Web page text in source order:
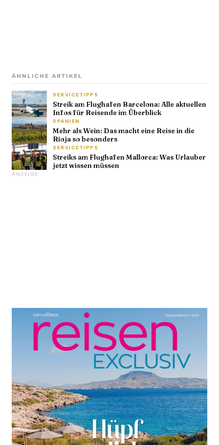
ÄHNLICHE ARTIKEL
SERVICETIPPS
Streik am Flughafen Barcelona: Alle aktuellen
Infos für Reisende im Überblick
SPANIEN
Mehr als Wein: Das macht eine Reise in die
Rioja so besonders
SERVICETIPPS
Streiks am Flughafen Mallorca: Was Urlauber
jetzt wissen müssen
ANZEIGE